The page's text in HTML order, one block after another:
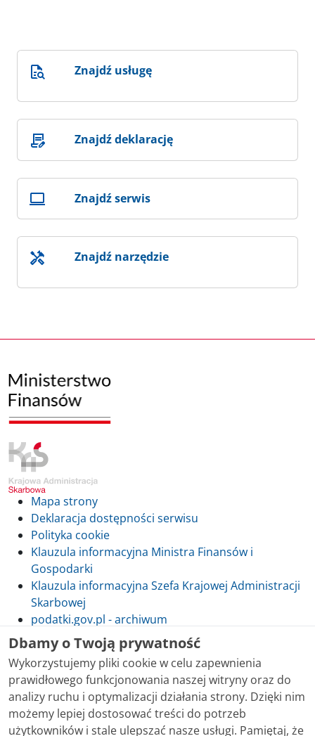
Znajdź usługę
Znajdź deklarację
Znajdź serwis
Znajdź narzędzie
Mapa strony
Deklaracja dostępności serwisu
Polityka cookie
Klauzula informacyjna Ministra Finansów i
Gospodarki
Klauzula informacyjna Szefa Krajowej Administracji
Skarbowej
podatki.gov.pl - archiwum
Skontaktuj się z nami
Treści zamieszczone w serwisie udostępniamy
Dbamy o Twoją prywatność
Wykorzystujemy pliki cookie w celu zapewnienia
prawidłowego funkcjonowania naszej witryny oraz do
analizy ruchu i optymalizacji działania strony. Dzięki nim
możemy lepiej dostosować treści do potrzeb
użytkowników i stale ulepszać nasze usługi. Pamiętaj, że